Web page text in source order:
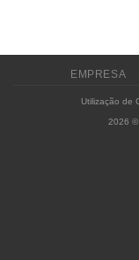
EMPRESA
Utilização de
2026